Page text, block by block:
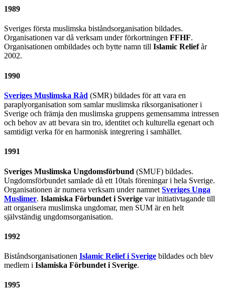
1989
Sveriges första muslimska biståndsorganisation bildades.
Organisationen var då verksam under förkortningen FFHF.
Organisationen ombildades och bytte namn till Islamic Reliefår
2002.
1990
Sveriges Muslimska Råd (SMR) bildades för att vara en
paraplyorganisation som samlar muslimska riksorganisationer i
Sverige och främja den muslimska gruppens gemensamma intressen
och behov av att bevara sin tro, identitet och kulturella egenart och
samtidigt verka för en harmonisk integrering i samhället.
1991
Sveriges Muslimska Ungdomsförbund (SMUF) bildades.
Ungdomsförbundet samlade då ett 10tals föreningar i hela Sverige.
Organisationen är numera verksam under namnet Sveriges Unga
Muslimer. Islamiska Förbundet i Sverige var initiativtagande till
att organisera muslimska ungdomar, men SUM är en helt
självständig ungdomsorganisation.
1992
Biståndsorganisationen Islamic Relief i Sverige bildades och blev
medlem i Islamiska Förbundet i Sverige.
1995